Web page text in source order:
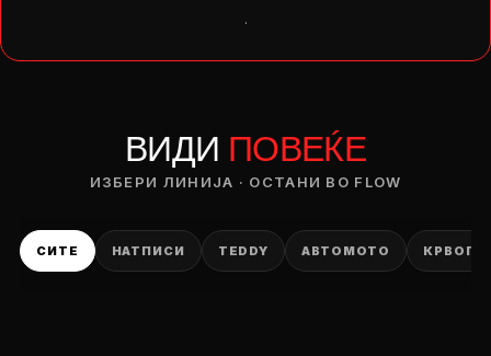
.
ВИДИ ПОВЕЌЕ
ИЗБЕРИ ЛИНИЈА · ОСТАНИ ВО FLOW
СИТЕ НАТПИСИ TEDDY АВТОМОТО